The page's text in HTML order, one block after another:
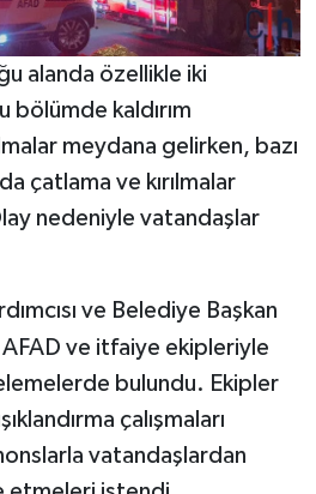
alanda özellikle iki
bölümde kaldırım
meydana gelirken, bazı
çatlama ve kırılmalar
nedeniyle vatandaşlar
ve Belediye Başkan
ve itfaiye ekipleriyle
bulundu. Ekipler
çalışmaları
vatandaşlardan